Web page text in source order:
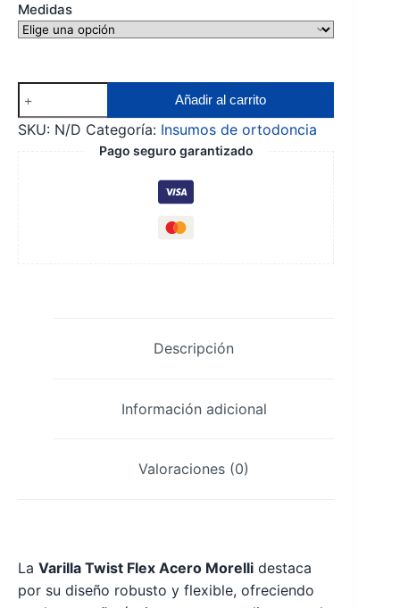
Medidas
Twist
Flex
Añadir al carrito
SKU: N/D Categoría: Insumos de ortodoncia
Pago seguro garantizado
Descripción
Información adicional
Valoraciones (0)
La Varilla Twist Flex Acero Morelli destaca
por su diseño robusto y flexible, ofreciendo